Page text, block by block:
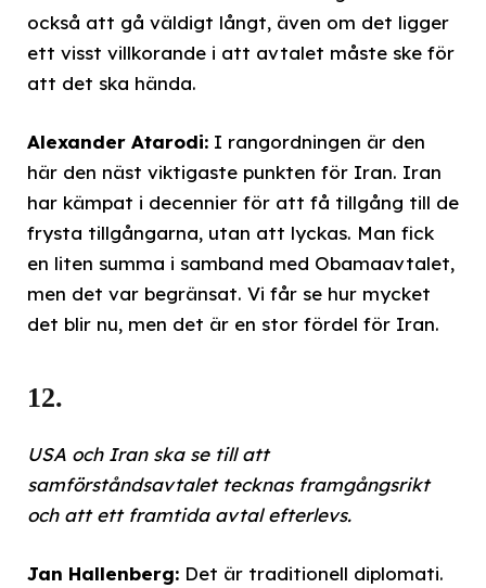
också att gå väldigt långt, även om det ligger
ett visst villkorande i att avtalet måste ske för
att det ska hända.
Alexander Atarodi: I rangordningen är den
här den näst viktigaste punkten för Iran. Iran
har kämpat i decennier för att få tillgång till de
frysta tillgångarna, utan att lyckas. Man fick
en liten summa i samband med Obamaavtalet,
men det var begränsat. Vi får se hur mycket
det blir nu, men det är en stor fördel för Iran.
12.
USA och Iran ska se till att
samförståndsavtalet tecknas framgångsrikt
och att ett framtida avtal efterlevs.
Jan Hallenberg: Det är traditionell diplomati.